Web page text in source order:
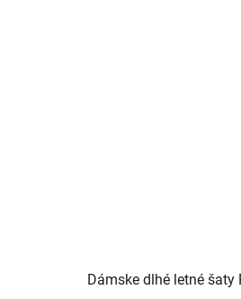
Dámske dlhé letné šaty